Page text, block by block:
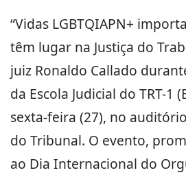
“Vidas LGBTQIAPN+
têm lugar na Justiça do
juiz Ronaldo Callado
da Escola Judicial do TRT-1
sexta-feira (27), no
do Tribunal. O evento,
ao Dia Internacional do